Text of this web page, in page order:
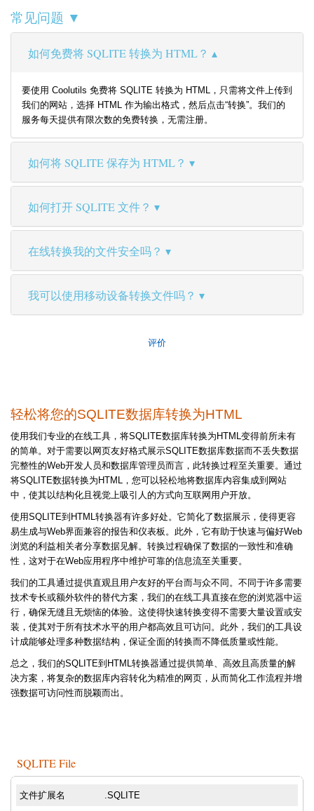
常见问题 ▼
如何免费将 SQLITE 转换为 HTML？
要使用 Coolutils 免费将 SQLITE 转换为 HTML，只需将文件上传到
我们的网站，选择 HTML 作为输出格式，然后点击“转换”。我们的
服务每天提供有限次数的免费转换，无需注册。
如何将 SQLITE 保存为 HTML？
如何打开 SQLITE 文件？
在线转换我的文件安全吗？
我可以使用移动设备转换文件吗？
评价
轻松将您的SQLITE数据库转换为HTML
使用我们专业的在线工具，将SQLITE数据库转换为HTML变得前所未有
的简单。对于需要以网页友好格式展示SQLITE数据库数据而不丢失数据
完整性的Web开发人员和数据库管理员而言，此转换过程至关重要。通过
将SQLITE数据转换为HTML，您可以轻松地将数据库内容集成到网站
中，使其以结构化且视觉上吸引人的方式向互联网用户开放。
使用SQLITE到HTML转换器有许多好处。它简化了数据展示，使得更容
易生成与Web界面兼容的报告和仪表板。此外，它有助于快速与偏好Web
浏览的利益相关者分享数据见解。转换过程确保了数据的一致性和准确
性，这对于在Web应用程序中维护可靠的信息流至关重要。
我们的工具通过提供直观且用户友好的平台而与众不同。不同于许多需要
技术专长或额外软件的替代方案，我们的在线工具直接在您的浏览器中运
行，确保无缝且无烦恼的体验。这使得快速转换变得不需要大量设置或安
装，使其对于所有技术水平的用户都高效且可访问。此外，我们的工具设
计成能够处理多种数据结构，保证全面的转换而不降低质量或性能。
总之，我们的SQLITE到HTML转换器通过提供简单、高效且高质量的解
决方案，将复杂的数据库内容转化为精准的网页，从而简化工作流程并增
强数据可访问性而脱颖而出。
SQLITE File
文件扩展名 .SQLITE